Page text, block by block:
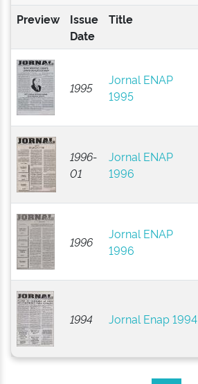
Preview
Issue
Date
Title
1995
Jornal ENAP
1995
1996-
01
Jornal ENAP
1996
1996
Jornal ENAP
1996
1994 Jornal Enap 1994